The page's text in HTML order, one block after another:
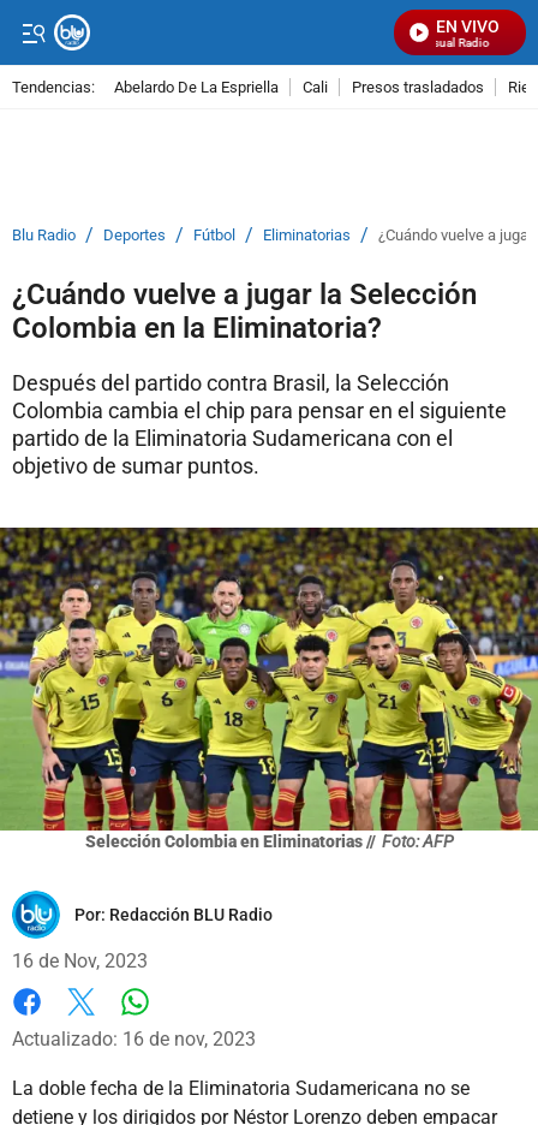
EN VIVO
Señal Visual Radio
Tendencias: Abelardo De La Espriella Cali Presos trasladados
Blu Radio / Deportes / Fútbol / Eliminatorias / ¿Cuándo vuelve a
¿Cuándo vuelve a jugar la Selección
Colombia en la Eliminatoria?
Después del partido contra Brasil, la Selección
Colombia cambia el chip para pensar en el siguiente
partido de la Eliminatoria Sudamericana con el
objetivo de sumar puntos.
Selección Colombia en Eliminatorias // Foto: AFP
Por: Redacción BLU Radio
16 de Nov, 2023
Facebook
X
Actualizado: 16 de nov, 2023
La doble fecha de la Eliminatoria Sudamericana no se
detiene y los dirigidos por Néstor Lorenzo deben empacar